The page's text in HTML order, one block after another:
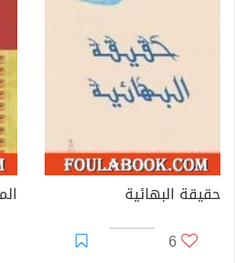
حقيقة البهائية
6